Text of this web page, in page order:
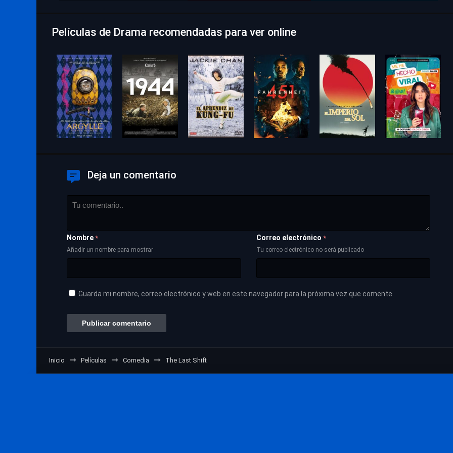
Películas de Drama recomendadas para ver online
Deja un comentario
Nombre *
Añadir un nombre para mostrar
Correo electrónico *
Tu correo electrónico no será publicado
Guarda mi nombre, correo electrónico y web en este navegador para la próxima vez que comente.
Inicio Películas Comedia The Last Shift